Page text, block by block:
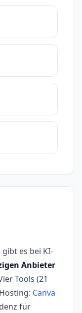
es bei KI-
Anbieter
Tools (21
Canva
für